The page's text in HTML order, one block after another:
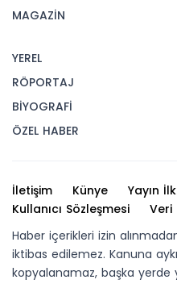
MAGAZİN
YEREL
RÖPORTAJ
BİYOGRAFİ
ÖZEL HABER
İletişim Künye Yayın
Kullanıcı Sözleşmesi
Veri
Haber içerikleri izin
iktibas edilemez. Kanuna
kopyalanamaz, başka yerde